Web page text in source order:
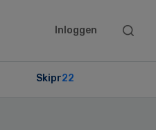
Inloggen
Search
Skipr22